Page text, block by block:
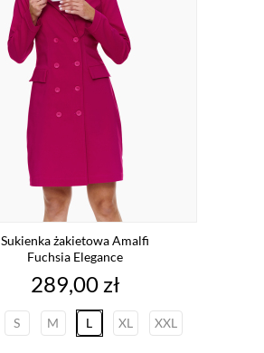
Sukienka żakietowa Amalfi
Fuchsia Elegance
Cena
289,00 zł
S M L XL XXL